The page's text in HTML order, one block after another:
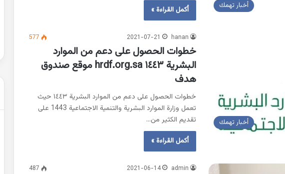
أخبار تهمك
أكمل القراءة »
أخبار تهمك
hanan
2021-07-21
577
خطوات الحصول على دعم من الموارد
البشرية ١٤٤٣ hrdf.org.sa موقع صندوق
هدف
خطوات الحصول على دعم من الموارد البشرية ١٤٤٣ حيث
تعمل وزارة الموارد البشرية والتنمية الاجتماعية 1443 على
تقديم الكثير من…
أكمل القراءة »
admin
2021-06-14
487
بحث جاهز للطباعة عن التغيرات
الرياضيات الجزائر